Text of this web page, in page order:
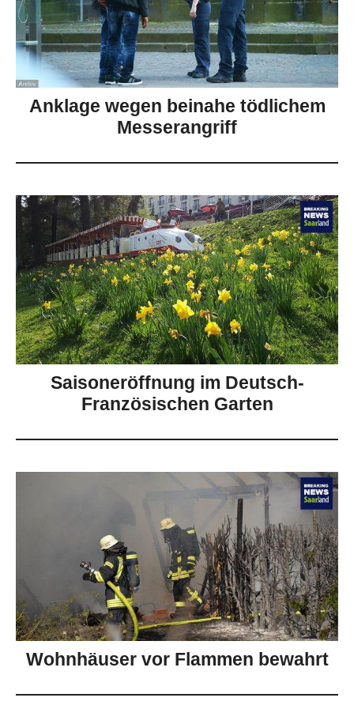
Anklage wegen beinahe tödlichem
Messerangriff
Saisoneröffnung im Deutsch-
Französischen Garten
Wohnhäuser vor Flammen bewahrt